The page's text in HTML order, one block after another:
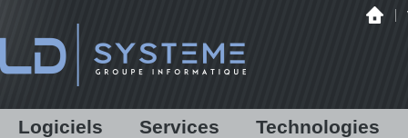
Logiciels Services Technologies